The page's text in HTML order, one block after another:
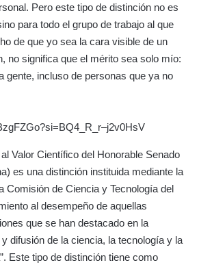
Pero este tipo de distinción no es
para todo el grupo de trabajo al que
de que yo sea la cara visible de un
no significa que el mérito sea solo mío:
gente, incluso de personas que ya no
Valor Científico del Honorable Senado
es una distinción instituida mediante la
Comisión de Ciencia y Tecnología del
al desempeño de aquellas
que se han destacado en la
difusión de la ciencia, la tecnología y la
Este tipo de distinción tiene como